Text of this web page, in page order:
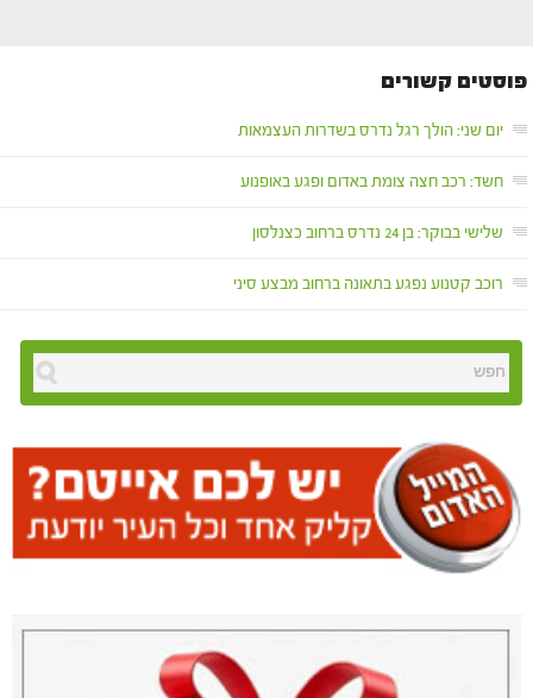
פוסטים קשורים
יום שני: הולך רגל נדרס בשדרות העצמאות
חשד: רכב חצה צומת באדום ופגע באופנוע
שלישי בבוקר: בן 24 נדרס ברחוב כצנלסון
רוכב קטנוע נפגע בתאונה ברחוב מבצע סיני